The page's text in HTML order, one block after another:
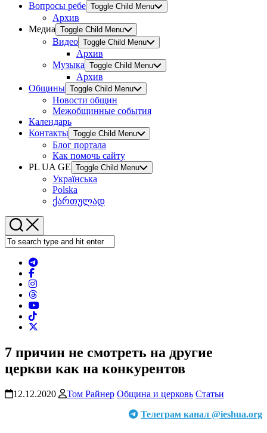
Вопросы ребе Toggle Child Menu
Архив
Медиа Toggle Child Menu
Видео Toggle Child Menu
Архив
Музыка Toggle Child Menu
Архив
Общины Toggle Child Menu
Новости общин
Межобщинные события
Календарь
Контакты Toggle Child Menu
Блог портала
Как помочь сайту
PL UA GE Toggle Child Menu
Українська
Polska
ქართულად
7 причин не смотреть на другие
церкви как на конкурентов
12.12.2020 Том Райнер Община и церковь Статьи
Телеграм канал @ieshua.org